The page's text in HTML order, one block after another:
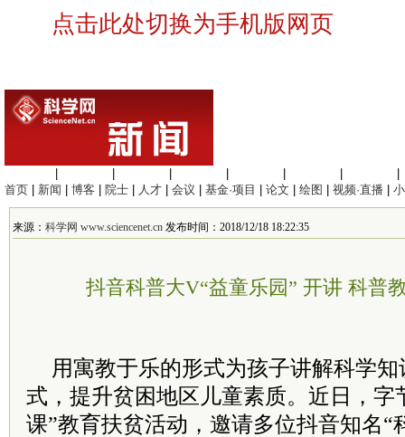
点击此处切换为手机版网页
首页
新闻 博客 院士 人才 会议 基金·项目 论文 绘图 视频·直播
来源： 科学网 www.sciencenet.cn 发布时间：2018/12/18 18:22:35
抖音科普大V“益童乐园” 开讲 科普
用寓教于乐的形式为孩子讲解科学
式，提升贫困地区儿童素质。近日，字
课”教育扶贫活动，邀请多位抖音知名“